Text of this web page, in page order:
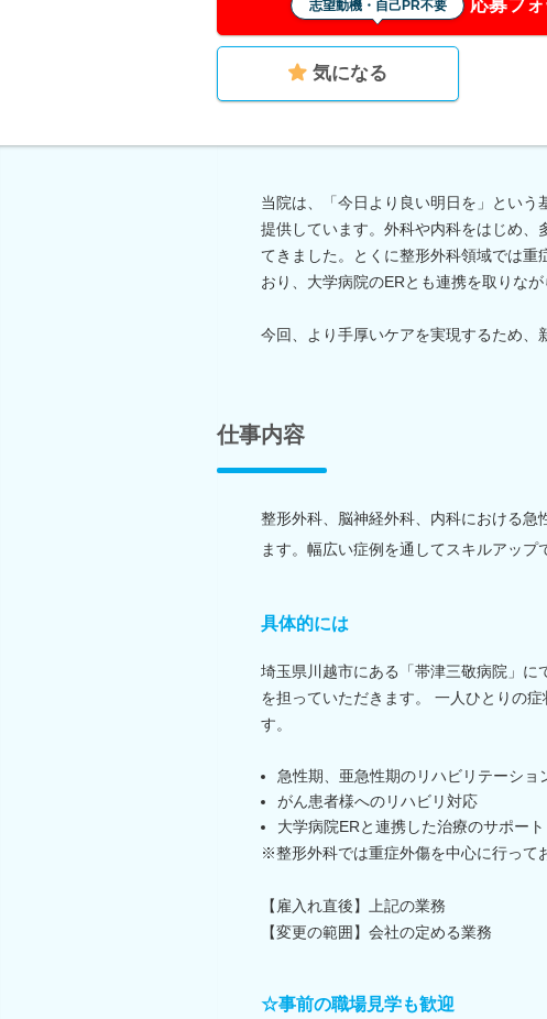
志望動機・自己PR不要
気になる
当院は、「今日より良い明日を」とい
提供しています。外科や内科をはじめ、
てきました。とくに整形外科領域では
おり、大学病院のERとも連携を取りなが
今回、より手厚いケアを実現するため、
仕事内容
整形外科、脳神経外科、内科における急
ます。幅広い症例を通してスキルアップ
具体的には
埼玉県川越市にある「帯津三敬病院」
を担っていただきます。 一人ひとりの
す。
急性期、亜急性期のリハビリテーショ
がん患者様へのリハビリ対応
大学病院ERと連携した治療のサポート
※整形外科では重症外傷を中心に行って
【雇入れ直後】上記の業務
【変更の範囲】会社の定める業務
☆事前の職場見学も歓迎